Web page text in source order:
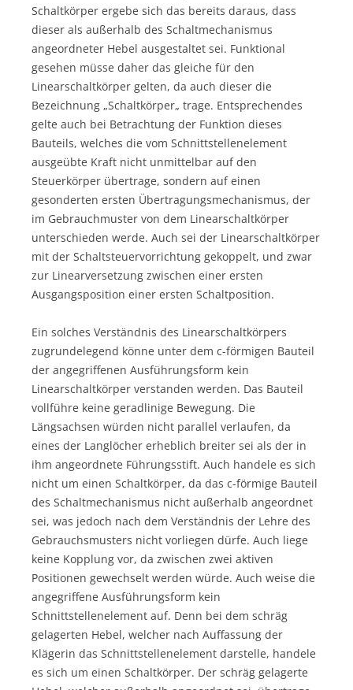
Schaltkörper ergebe sich das bereits daraus, dass
dieser als außerhalb des Schaltmechanismus
angeordneter Hebel ausgestaltet sei. Funktional
gesehen müsse daher das gleiche für den
Linearschaltkörper gelten, da auch dieser die
Bezeichnung „Schaltkörper„ trage. Entsprechendes
gelte auch bei Betrachtung der Funktion dieses
Bauteils, welches die vom Schnittstellenelement
ausgeübte Kraft nicht unmittelbar auf den
Steuerkörper übertrage, sondern auf einen
gesonderten ersten Übertragungsmechanismus, der
im Gebrauchmuster von dem Linearschaltkörper
unterschieden werde. Auch sei der Linearschaltkörper
mit der Schaltsteuervorrichtung gekoppelt, und zwar
zur Linearversetzung zwischen einer ersten
Ausgangsposition einer ersten Schaltposition.
Ein solches Verständnis des Linearschaltkörpers
zugrundelegend könne unter dem c-förmigen Bauteil
der angegriffenen Ausführungsform kein
Linearschaltkörper verstanden werden. Das Bauteil
vollführe keine geradlinige Bewegung. Die
Längsachsen würden nicht parallel verlaufen, da
eines der Langlöcher erheblich breiter sei als der in
ihm angeordnete Führungsstift. Auch handele es sich
nicht um einen Schaltkörper, da das c-förmige Bauteil
des Schaltmechanismus nicht außerhalb angeordnet
sei, was jedoch nach dem Verständnis der Lehre des
Gebrauchsmusters nicht vorliegen dürfe. Auch liege
keine Kopplung vor, da zwischen zwei aktiven
Positionen gewechselt werden würde. Auch weise die
angegriffene Ausführungsform kein
Schnittstellenelement auf. Denn bei dem schräg
gelagerten Hebel, welcher nach Auffassung der
Klägerin das Schnittstellenelement darstelle, handele
es sich um einen Schaltkörper. Der schräg gelagerte